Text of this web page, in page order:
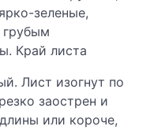
зеленые,
Край листа
Лист изогнут по
заострен и
или короче,